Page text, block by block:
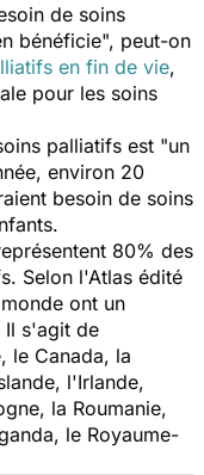
de soins
bénéficie", peut-on
en fin de vie,
pour les soins
palliatifs est "un
environ 20
besoin de soins
80% des
Selon l'Atlas édité
ont un
Il s'agit de
le Canada, la
l'Irlande,
la Roumanie,
le Royaume-